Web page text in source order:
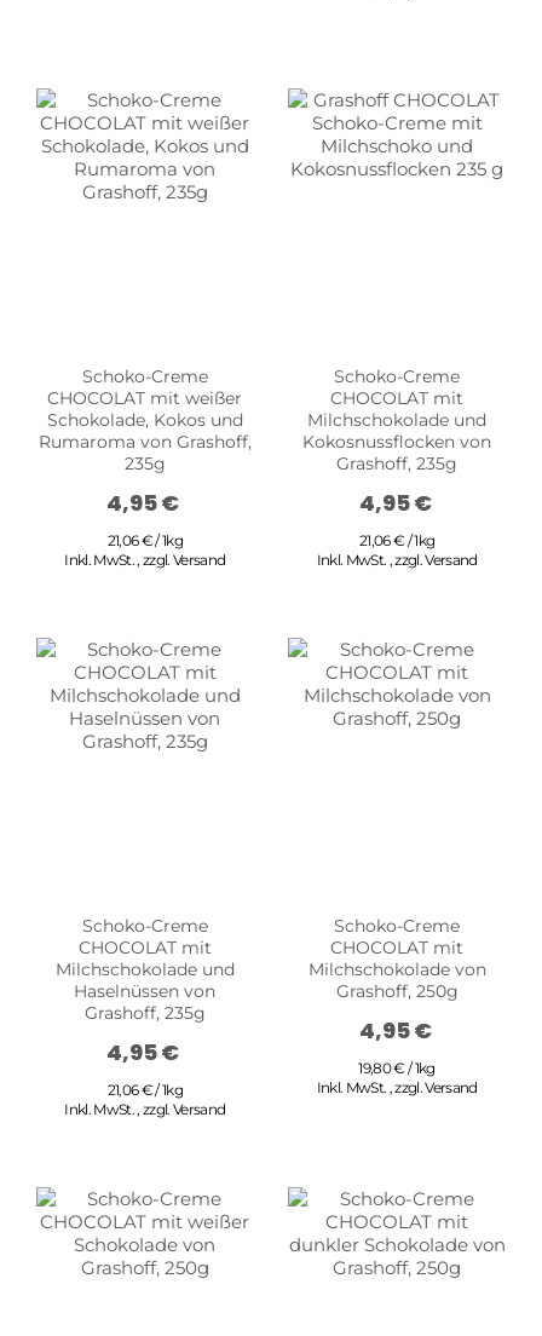
Schoko-Creme
CHOCOLAT mit weißer
Schokolade, Kokos und
Rumaroma von Grashoff,
235g
4,95 €
21,06 € / 1kg
Inkl. MwSt.,zzgl.Versand
Schoko-Creme
CHOCOLAT mit
Milchschokolade und
Kokosnussflocken von
Grashoff, 235g
4,95 €
21,06 € / 1kg
Inkl. MwSt. ,zzgl.Versand
Schoko-Creme
CHOCOLAT mit
Milchschokolade und
Haselnüssen von
Grashoff, 235g
4,95 €
21,06 € / 1kg
Inkl. MwSt.,zzgl.Versand
Schoko-Creme
CHOCOLAT mit
Milchschokolade von
Grashoff, 250g
4,95 €
19,80 € / 1kg
Inkl. MwSt. ,zzgl.Versand